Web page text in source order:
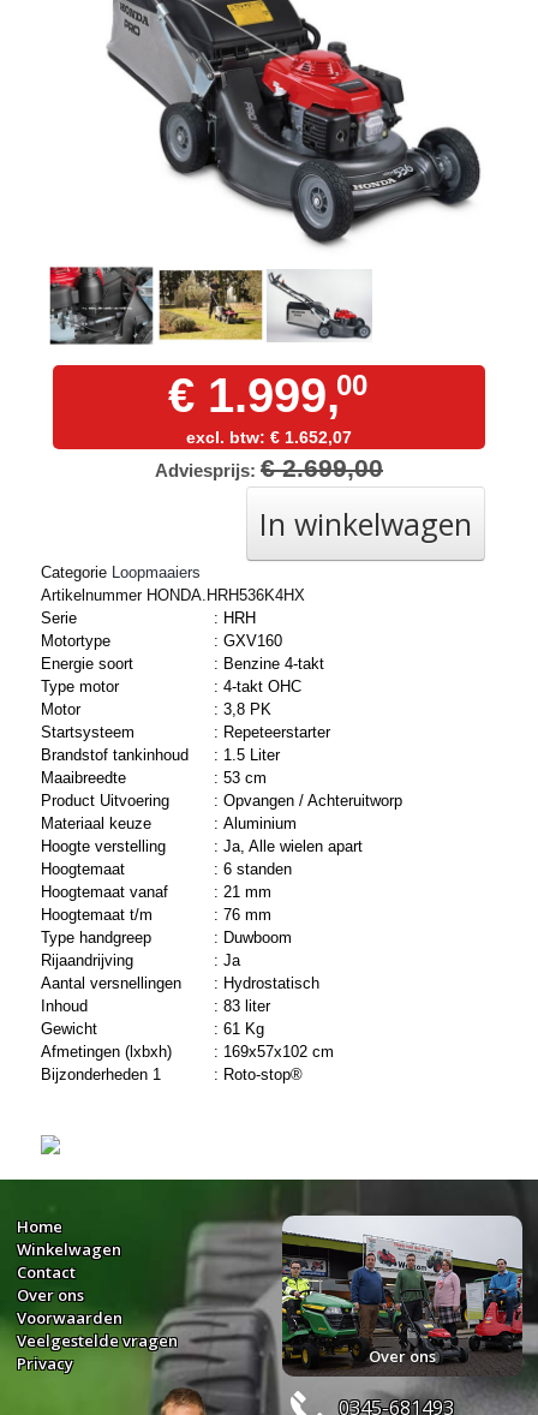
€ 1.999,00
excl. btw: € 1.652,07
Adviesprijs: € 2.699,00
In winkelwagen
Categorie
Loopmaaiers
Artikelnummer HONDA.HRH536K4HX
Serie
: HRH
Motortype
: GXV160
Energie soort
: Benzine 4-takt
Type motor
: 4-takt OHC
Motor
: 3,8 PK
Startsysteem
: Repeteerstarter
Brandstof tankinhoud
: 1.5 Liter
Maaibreedte
: 53 cm
Product Uitvoering
: Opvangen / Achteruitworp
Materiaal keuze
: Aluminium
Hoogte verstelling
: Ja, Alle wielen apart
Hoogtemaat
: 6 standen
Hoogtemaat vanaf
: 21 mm
Hoogtemaat t/m
: 76 mm
Type handgreep
: Duwboom
Rijaandrijving
: Ja
Aantal versnellingen
: Hydrostatisch
Inhoud
: 83 liter
Gewicht
: 61 Kg
Afmetingen (lxbxh)
: 169x57x102 cm
Bijzonderheden 1
: Roto-stop®
Home
Winkelwagen
Contact
Over ons
Voorwaarden
Veelgestelde vragen
Privacy
Over ons
0345-681493